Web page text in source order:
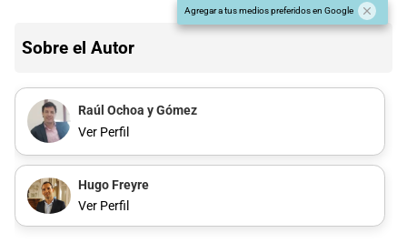
Agregar a tus medios preferidos en Google
Sobre el Autor
Raúl Ochoa y Gómez
Ver Perfil
Hugo Freyre
Ver Perfil